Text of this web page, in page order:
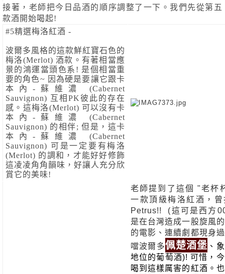
接著，老師把今日品酒的順序調整了一下。我們先從第五
款酒開始喝起!
#5精選梅洛紅酒 -
波爾多風格的這款鮮紅寶石色的
梅洛(Merlot) 酒款。有著相當應
景的鴻運當頭色系! 是個相當重
要的角色~ 因為硬是要讓它跟卡
本內-蘇維濃 (Cabernet
Sauvignon) 互相PK彼此的存在
感。這梅洛(Merlot) 可以沒有卡
本內-蘇維濃 (Cabernet
Sauvignon) 的相伴; 但是，這卡
本內-蘇維濃 (Cabernet
Sauvignon) 可是一定要有梅洛
(Merlot) 的調和，才能好好修飾
這凌凌角角韻味，好讓人充分欣
賞它的美味!
老師提到了這個 "老杯
一款頂級梅洛紅酒，曾
Petrus!!  (這可是西方
是在台灣造成一股旋風
的電影、連續劇都現身
噹波爾多佩楚酒堡 、
地位的葡萄酒)! 可惜，
喝到這樣厲害的紅酒。